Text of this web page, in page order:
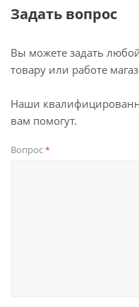
Задать вопрос
Вы можете задать
товару или работе
Наши
вам помогут.
Вопрос*